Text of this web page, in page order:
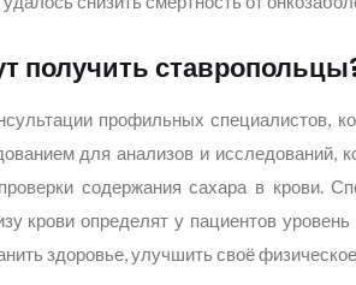
получить
профильных специалистов,
для анализов и
содержания сахара в крови.
крови определят у пациентов
здоровье, улучшить своё